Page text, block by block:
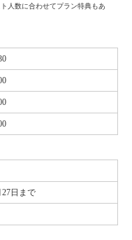
人数に合わせてプラン特典もあ
27日まで